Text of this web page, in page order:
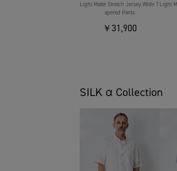
Light Matte Stretch Jersey Wide T
apered Pants
￥31,900
Light
SILK α Collection